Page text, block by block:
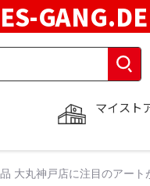
マイスト
大丸神戸店に注目のアート